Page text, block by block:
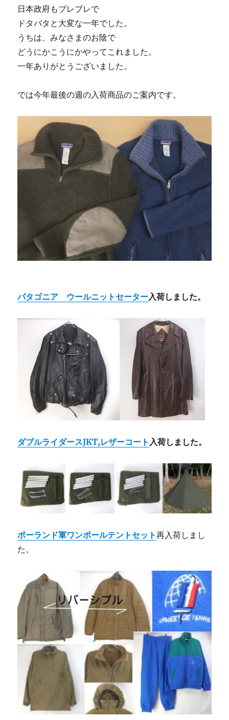
日本政府もブレブレで
ドタバタと大変な一年でした。
うちは、みなさまのお陰で
どうにかこうにかやってこれました。
一年ありがとうございました。
では今年最後の週の入荷商品のご案内です。
パタゴニア ウールニットセーター入荷しました。
ダブルライダースJKT,レザーコート 入荷しました。
ポーランド軍ワンポールテントセット再入荷しまし
た。